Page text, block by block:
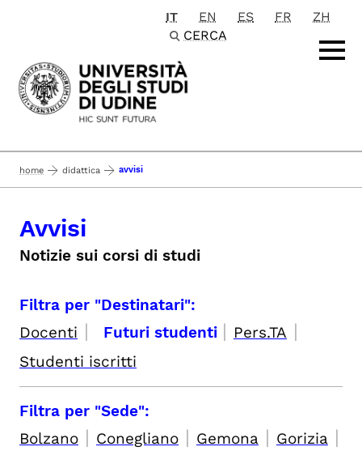
Passa al contenuto principale
IT EN ES FR
ZH
CERCA
home didattica avvisi
Avvisi
Notizie sui corsi di studi
Filtra per "Destinatari":
Docenti | Futuri studenti | Pers.TA |
Studenti iscritti
Filtra per "Sede":
Bolzano | Conegliano | Gemona | Gorizia |